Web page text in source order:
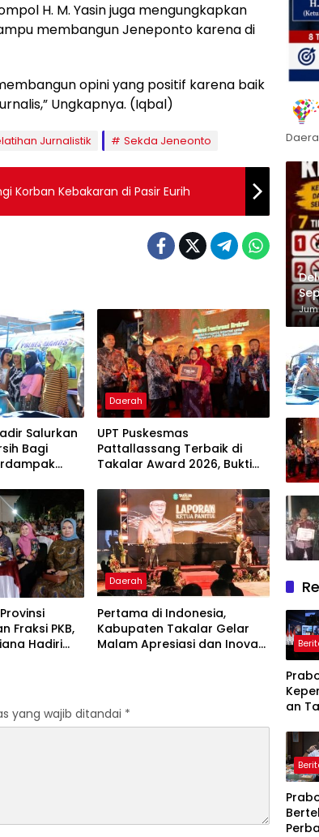
H. M. Yasin juga mengungkapkan
membangun Jeneponto karena di
opini yang positif karena baik
Ungkapnya. (Iqbal)
Jurnalistik Sekda Jeneonto
Korban Kebakaran di Pasir Eurih
Salurkan
Bagi
Daerah
UPT Puskesmas
Pattallassang Terbaik di
Takalar Award 2026, Bukti
Pelayanan Kesehatan
Berkualitas
Fraksi PKB,
Hadiri
Award
Daerah
Pertama di Indonesia,
Kabupaten Takalar Gelar
Malam Apresiasi dan Inovasi
yang wajib ditandai *
an
Lahir
dan